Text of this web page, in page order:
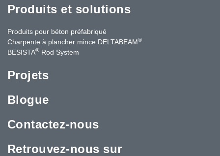
Produits et solutions
Produits pour béton préfabriqué
Charpente à plancher mince DELTABEAM®
BESISTA® Rod System
Projets
Blogue
Contactez-nous
Retrouvez-nous sur